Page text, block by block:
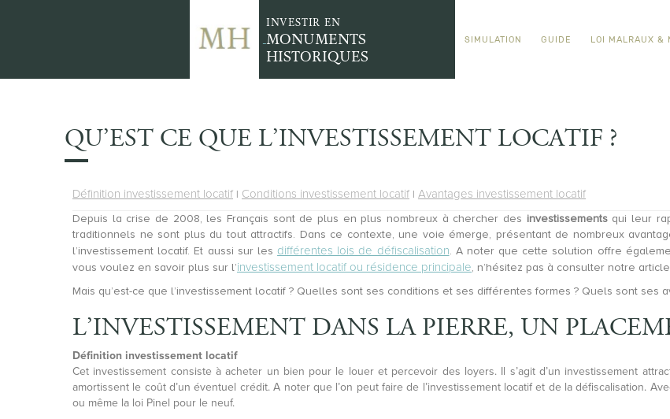
INVESTIR EN
MONUMENTS
HISTORIQUES
SIMULATION GUIDE LOI MALRAUX &
QU’EST CE QUE L’INVESTISSEMENT LOCATIF ?
Définition investissement locatif | Conditions investissement locatif | Avantages investissement locatif
Depuis la crise de 2008, les Français sont de plus en plus nombreux à chercher des investissementsqui leur
traditionnels ne sont plus du tout attractifs. Dans ce contexte, une voie émerge, présentant de nombreux
l’investissement locatif. Et aussi sur les différentes lois de défiscalisation. A noter que cette solution offre
vous voulez en savoir plus sur l’investissement locatif ou résidence principale, n’hésitez pas à consulter notre
Mais qu’est-ce que l’investissement locatif ? Quelles sont ses conditions et ses différentes formes ? Quels sont ses
L’INVESTISSEMENT DANS LA PIERRE, UN
Définition investissement locatif
Cet investissement consiste à acheter un bien pour le louer et percevoir des loyers. Il s’agit d’un investissement
amortissent le coût d’un éventuel crédit. A noter que l’on peut faire de l’investissement locatif et de la défiscalisation.
ou même la loi Pinel pour le neuf.